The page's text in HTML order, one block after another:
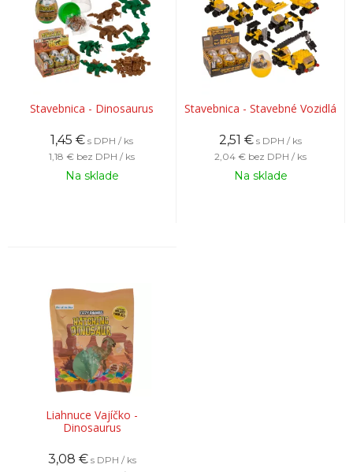
Stavebnica - Dinosaurus
1,45 € s DPH / ks
1,18 € bez DPH / ks
Na sklade
Stavebnica - Stavebné Vozidlá
2,51 € s DPH / ks
2,04 € bez DPH / ks
Na sklade
Liahnuce Vajíčko -
Dinosaurus
3,08 € s DPH / ks